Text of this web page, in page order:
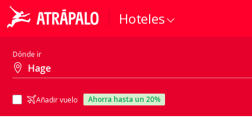
Hoteles
Dónde ir
Añadir vuelo ahorra hasta un 20%